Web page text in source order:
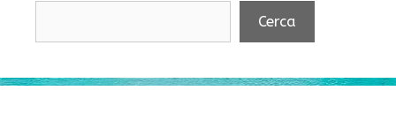
Cerca